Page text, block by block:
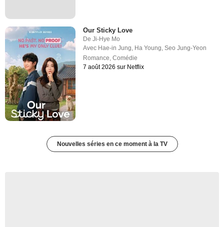
Our Sticky Love
DeJi-Hye Mo
Avec Hae-in Jung, Ha Young,Seo Jung-Yeon
Romance,Comédie
7 août 2026 sur Netflix
Nouvelles séries en ce moment à la TV